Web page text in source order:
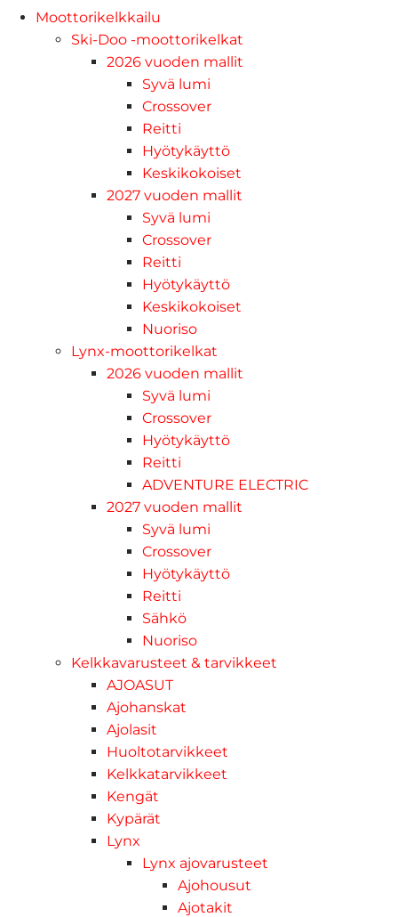
Moottorikelkkailu
Ski-Doo -moottorikelkat
2026 vuoden mallit
Syvä lumi
Crossover
Reitti
Hyötykäyttö
Keskikokoiset
2027 vuoden mallit
Syvä lumi
Crossover
Reitti
Hyötykäyttö
Keskikokoiset
Nuoriso
Lynx-moottorikelkat
2026 vuoden mallit
Syvä lumi
Crossover
Hyötykäyttö
Reitti
ADVENTURE ELECTRIC
2027 vuoden mallit
Syvä lumi
Crossover
Hyötykäyttö
Reitti
Sähkö
Nuoriso
Kelkkavarusteet & tarvikkeet
AJOASUT
Ajohanskat
Ajolasit
Huoltotarvikkeet
Kelkkatarvikkeet
Kengät
Kypärät
Lynx
Lynx ajovarusteet
Ajohousut
Ajotakit